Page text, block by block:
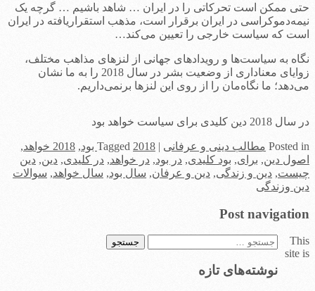
حتی ممکن است تحرکاتی را در ایران … شاهد باشیم … گرچه یک
نیمه‌دموکراسی در ایران برقرار است، مذهب استقراریافته در ایران
است که سیاست خارجی را تعیین می‌کند…
نگاه به سیاست‌ها و رویدادهای جهانی از لنزهای مذاهب مختلف،
زوایای معناداری از وضعیت بشر در سال 2018 را به ما نشان
می‌دهد؛ ما نگاه‌مان را از روی این لنزها برنمی‌داریم.
در سال 2018 دین کلیدی برای سیاست‌ خواهد بود
Posted in مطالب دینی و عرفانی |
Tagged 2018 بود , 2018 خواهد
,
اصول دین, برای, بود کلیدی, در بود, در خواهد, در کلیدی, دین, دین
چیست, دین و زندگی, دین و عرفان, سال بود, سال خواهد, سوالات
دین وزندگی
Post navigation
جستجو
نوشته‌های تازه
This
site is